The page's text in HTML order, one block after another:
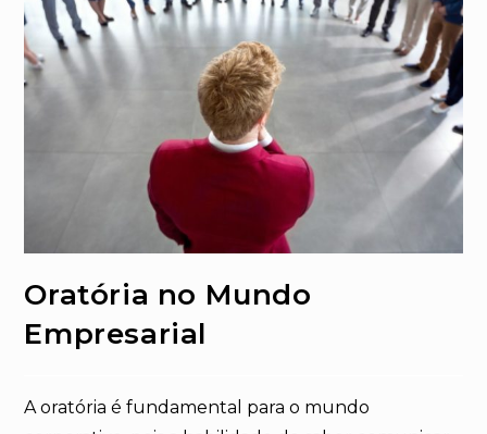
Oratória no Mundo
Empresarial
A oratória é fundamental para o mundo